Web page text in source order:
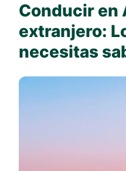
Conducir en
extranjero:
necesitas